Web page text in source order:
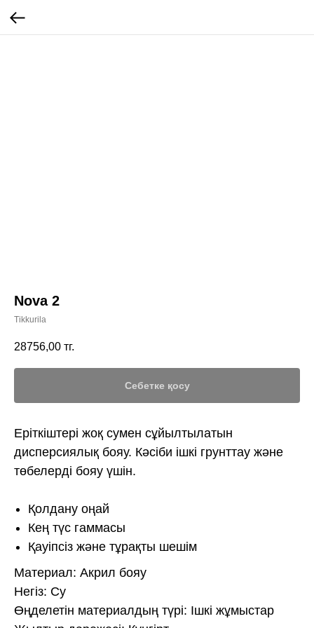
Nova 2
Tikkurila
28756,00 тг.
Себетке қосу
Еріткіштері жоқ сумен сұйылтылатын
дисперсиялық бояу. Кәсіби ішкі грунттау және
төбелерді бояу үшін.
Қолдану оңай
Кең түс гаммасы
Қауіпсіз және тұрақты шешім
Материал: Акрил бояу
Негіз: Су
Өңделетін материалдың түрі: Ішкі жұмыстар